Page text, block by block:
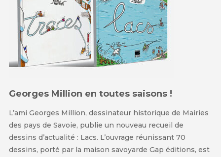
Georges Million en toutes saisons !
L’ami Georges Million, dessinateur historique de Mairies
des pays de Savoie, publie un nouveau recueil de
dessins d’actualité : Lacs. L’ouvrage réunissant 70
dessins, porté par la maison savoyarde Gap éditions, est